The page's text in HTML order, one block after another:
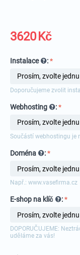
3620Kč
Instalace :
Doporučujeme zvolit
Webhosting :
Součástí webhostingu je
Doména :
Např.: www.vasefirma.cz
E-shop na klíč :
DOPORUČUJEME:
uděláme za vás!